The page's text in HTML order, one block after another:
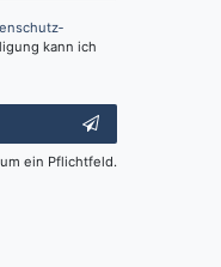
kann ich
ein Pflichtfeld.